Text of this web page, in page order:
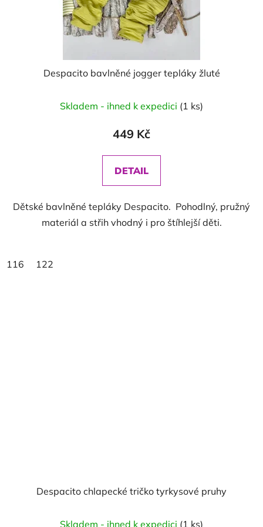
Despacito bavlněné jogger tepláky žluté
Skladem - ihned k expedici (1 ks)
449 Kč
DETAIL
Dětské bavlněné tepláky Despacito. Pohodlný, pružný
materiál a střih vhodný i pro štíhlejší děti.
116 122
Despacito chlapecké tričko tyrkysové pruhy
Skladem - ihned k expedici (1 ks)